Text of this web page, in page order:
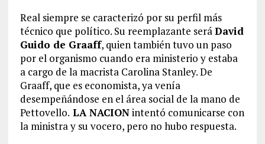
Real siempre se caracterizó por su perfil más
técnico que político. Su reemplazante seráDavid
Guido de Graaff, quien también tuvo un paso
por el organismo cuando era ministerio y estaba
a cargo de la macrista Carolina Stanley. De
Graaff, que es economista, ya venía
desempeñándose en el área social de la mano de
Pettovello. LA NACIONintentó comunicarse con
la ministra y su vocero, pero no hubo respuesta.